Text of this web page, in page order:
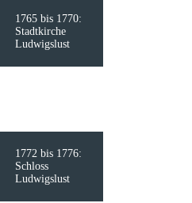
1765 bis 1770:
Stadtkirche
Ludwigslust
1772 bis 1776:
Schloss
Ludwigslust